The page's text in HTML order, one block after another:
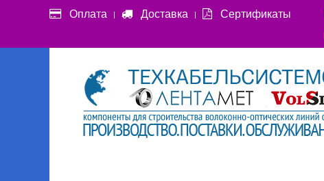
Оплата Доставка Сертификаты